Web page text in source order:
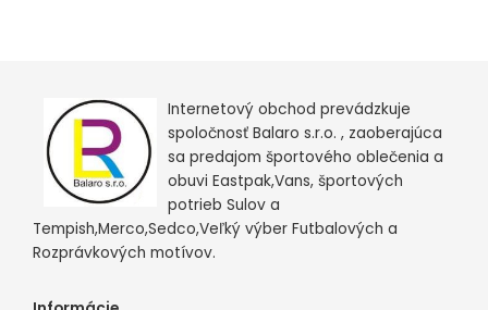
Internetový obchod prevádzkuje
spoločnosť Balaro s.r.o. , zaoberajúca
sa predajom športového oblečenia a
obuvi Eastpak,Vans, športových
potrieb Sulov a
Tempish,Merco,Sedco,Veľký výber Futbalových a
Rozprávkových motívov.